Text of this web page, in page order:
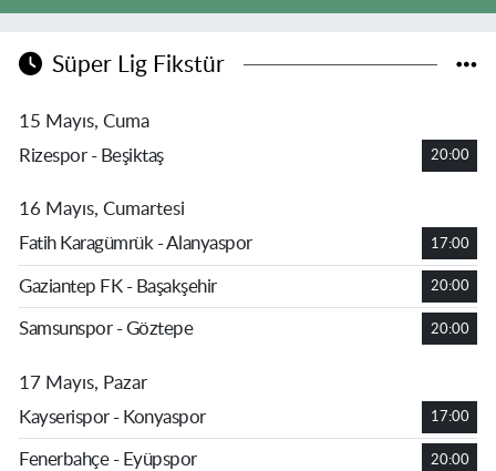
Süper Lig Fikstür
15 Mayıs, Cuma
Rizespor - Beşiktaş
20:00
16 Mayıs, Cumartesi
Fatih Karagümrük - Alanyaspor
17:00
Gaziantep FK - Başakşehir 20:00
Samsunspor - Göztepe 20:00
17 Mayıs, Pazar
Kayserispor - Konyaspor
17:00
Fenerbahçe - Eyüpspor 20:00